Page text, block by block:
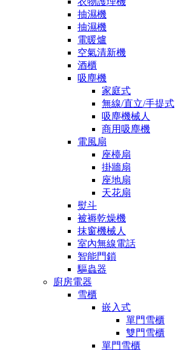
抽濕機
抽濕機
電暖爐
空氣清新機
酒櫃
吸塵機
家庭式
無線/直立/手提式
吸塵機械人
商用吸塵機
電風扇
座檯扇
掛牆扇
座地扇
天花扇
熨斗
被褥乾燥機
抹窗機械人
室內無線電話
智能門鎖
驅蟲器
廚房電器
雪櫃
嵌入式
單門雪櫃
雙門雪櫃
單門雪櫃